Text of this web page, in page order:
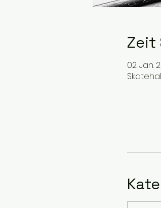
Zeit
02. Jan.